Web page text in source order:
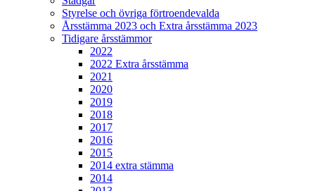
Styrelse och övriga förtroendevalda
Årsstämma 2023 och Extra årsstämma 2023
Tidigare årsstämmor
2022
2022 Extra årsstämma
2021
2020
2019
2018
2017
2016
2015
2014 extra stämma
2014